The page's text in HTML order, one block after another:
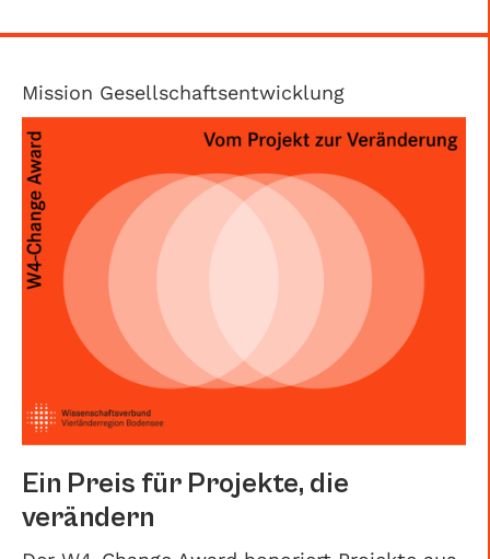
Mission Gesellschaftsentwicklung
Ein Preis für Projekte, die
verändern